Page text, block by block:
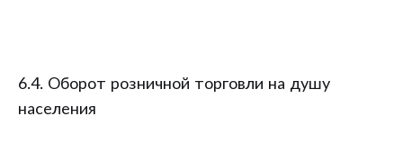
6.4. Оборот розничной торговли на душу
населения